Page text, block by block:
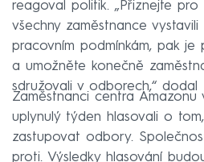
reagoval politik. „Přiznejte
všechny zaměstnance vystavili
pracovním podmínkám, pak je
a umožněte konečně
sdružovali v odborech,“ dodal
Zaměstnanci centra Amazonu
uplynulý týden hlasovali o
zastupovat odbory.
proti. Výsledky hlasování